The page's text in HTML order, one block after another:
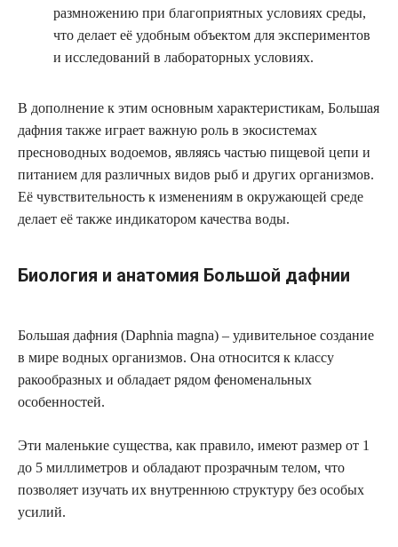
размножению при благоприятных условиях среды,
что делает её удобным объектом для экспериментов
и исследований в лабораторных условиях.
В дополнение к этим основным характеристикам, Большая
дафния также играет важную роль в экосистемах
пресноводных водоемов, являясь частью пищевой цепи и
питанием для различных видов рыб и других организмов.
Её чувствительность к изменениям в окружающей среде
делает её также индикатором качества воды.
Биология и анатомия Большой дафнии
Большая дафния (Daphnia magna) – удивительное создание
в мире водных организмов. Она относится к классу
ракообразных и обладает рядом феноменальных
особенностей.
Эти маленькие существа, как правило, имеют размер от 1
до 5 миллиметров и обладают прозрачным телом, что
позволяет изучать их внутреннюю структуру без особых
усилий.